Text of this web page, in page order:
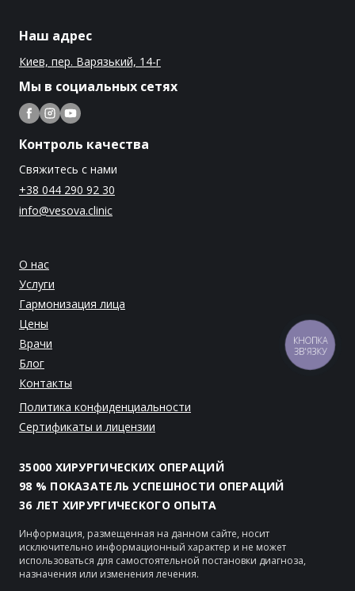
Наш адрес
Киев, пер. Варязький, 14-г
Мы в социальных сетях
Контроль качества
Свяжитесь с нами
+38 044 290 92 30
info@vesova.clinic
О нас
Услуги
Гармонизация лица
Цены
Врачи
Блог
Контакты
Политика конфиденциальности
Сертификаты и лицензии
35000 ХИРУРГИЧЕСКИХ ОПЕРАЦИЙ
98 % ПОКАЗАТЕЛЬ УСПЕШНОСТИ ОПЕРАЦИЙ
36 ЛЕТ ХИРУРГИЧЕСКОГО ОПЫТА
Информация, размещенная на данном сайте, носит
исключительно информационный характер и не может
использоваться для самостоятельной постановки диагноза,
назначения или изменения лечения.
КНОПКА
ЗВ'ЯЗКУ